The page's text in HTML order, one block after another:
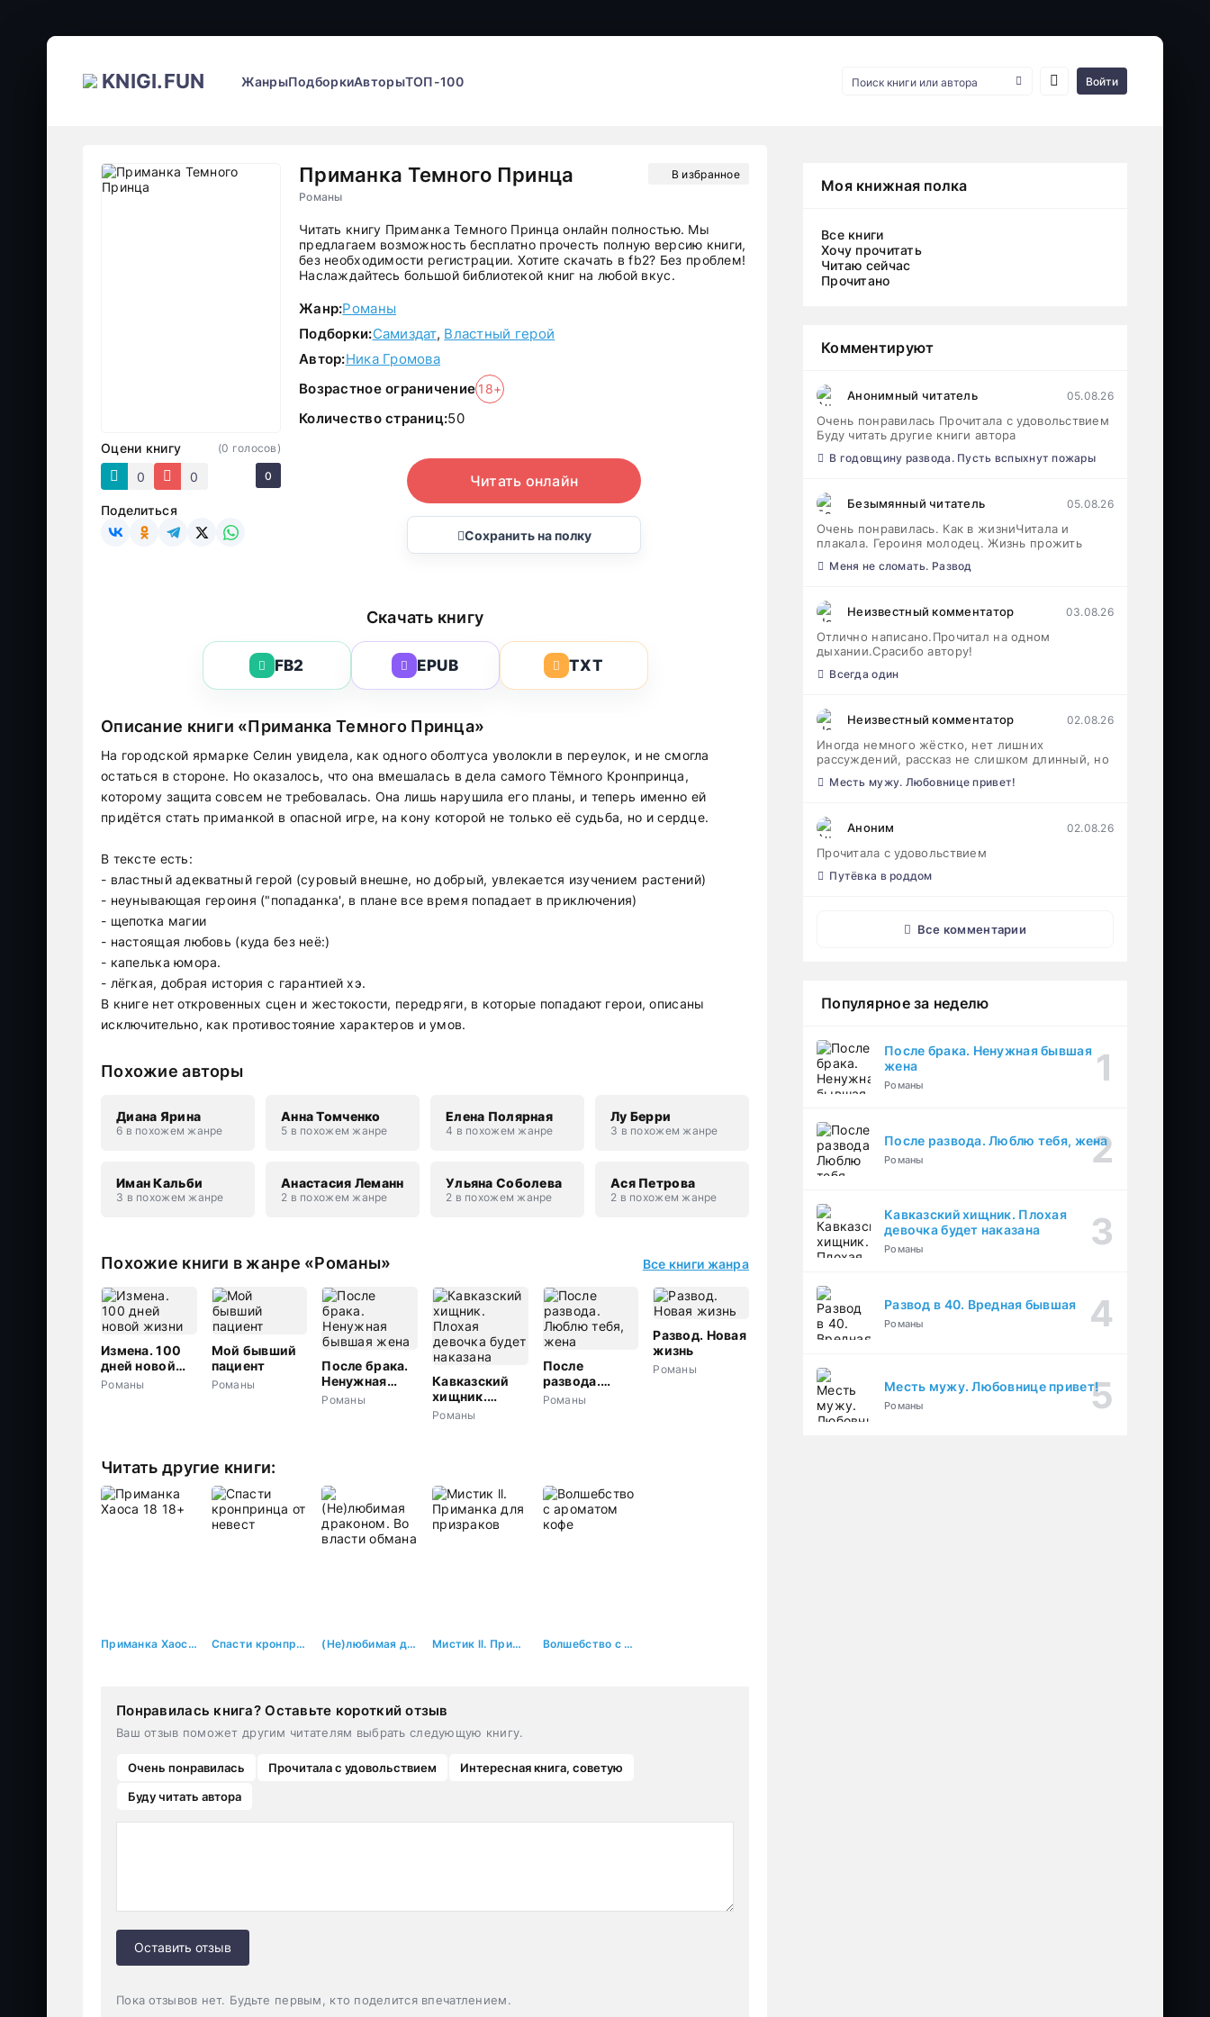
KNIGI.FUN ЖанрыПодборкиАвторыТОП-100 Войти
Приманка Темного Принца
Романы
В избранное
Оцени книгу
0
0
(0 голосов)
0
Поделиться
Читать книгу Приманка Темного Принца онлайн полностью. Мы
предлагаем возможность бесплатно прочесть полную версию книги,
без необходимости регистрации. Хотите скачать в fb2? Без проблем!
Наслаждайтесь большой библиотекой книг на любой вкус.
Жанр:Романы
Подборки:Самиздат, Властный герой
Автор:Ника Громова
Возрастное ограничение 18+
Количество страниц:50
Читать онлайн
Сохранить на полку
Скачать книгу
FB2 EPUB TXT
Описание книги «Приманка Темного Принца»
На городской ярмарке Селин увидела, как одного оболтуса уволокли в переулок, и не смогла
остаться в стороне. Но оказалось, что она вмешалась в дела самого Тёмного Кронпринца,
которому защита совсем не требовалась. Она лишь нарушила его планы, и теперь именно ей
придётся стать приманкой в опасной игре, на кону которой не только её судьба, но и сердце.
В тексте есть:
- властный адекватный герой (суровый внешне, но добрый, увлекается изучением растений)
- неунывающая героиня ("попаданка', в плане все время попадает в приключения)
- щепотка магии
- настоящая любовь (куда без неё:)
- капелька юмора.
- лёгкая, добрая история с гарантией хэ.
В книге нет откровенных сцен и жестокости, передряги, в которые попадают герои, описаны
исключительно, как противостояние характеров и умов.
Похожие авторы
Диана Ярина
6 в похожем жанре
Анна Томченко
5 в похожем жанре
Елена Полярная
4 в похожем жанре
Лу Берри
3 в похожем жанре
Иман Кальби
3 в похожем жанре
Анастасия Леманн
2 в похожем жанре
Ульяна Соболева
2 в похожем жанре
Ася Петрова
2 в похожем жанре
Похожие книги в жанре «Романы» Все книги жанра
Измена. 100
дней новой
жизни
Романы
Мой бывший
пациент
Романы
После брака.
Ненужная
бывшая жена
Романы
Кавказский
хищник.
Плохая
Романы
После
развода.
Люблю тебя,
Романы
Развод. Новая
жизнь
Романы
Читать другие книги:
Приманка Хаоса 18 18+ Спасти кронпринца от невест (Не)любимая драконом. Во власти обмана Мистик ll. Приманка для призраков Волшебство с ароматом кофе
Понравилась книга? Оставьте короткий отзыв
Ваш отзыв поможет другим читателям выбрать следующую книгу.
Очень понравилась Прочитала с удовольствием
Интересная книга, советую
Буду читать автора
Оставить отзыв
Пока отзывов нет. Будьте первым, кто поделится впечатлением.
Моя книжная полка
Все книги
Хочу прочитать
Читаю сейчас
Прочитано
Комментируют
Анонимный читатель 05.08.26
Очень понравилась Прочитала с удовольствием
Буду читать другие книги автора
В годовщину развода. Пусть вспыхнут пожары
Безымянный читатель 05.08.26
Очень понравилась. Как в жизниЧитала и
плакала. Героиня молодец. Жизнь прожить
Меня не сломать. Развод
Неизвестный комментатор 03.08.26
Отлично написано.Прочитал на одном
дыхании.Срасибо автору!
Всегда один
Неизвестный комментатор 02.08.26
Иногда немного жёстко, нет лишних
рассуждений, рассказ не слишком длинный, но
Месть мужу. Любовнице привет!
Аноним 02.08.26
Прочитала с удовольствием
Путёвка в роддом
Все комментарии
Популярное за неделю
После брака. Ненужная бывшая
жена
Романы
После развода. Люблю тебя, жена
Романы
Кавказский хищник. Плохая
девочка будет наказана
Романы
Развод в 40. Вредная бывшая
Романы
Месть мужу. Любовнице привет!
Романы